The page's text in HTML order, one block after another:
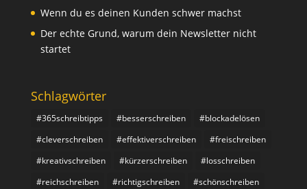
Wenn du es deinen Kunden schwer machst
Der echte Grund, warum dein Newsletter nicht
startet
Schlagwörter
#365schreibtipps #besserschreiben
#blockadelösen
#cleverschreiben
#effektiverschreiben
#freischreiben
#kreativschreiben
#kürzerschreiben
#losschreiben
#reichschreiben
#richtigschreiben
#schönschreiben